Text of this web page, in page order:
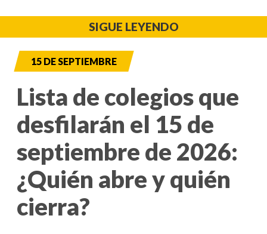
SIGUE LEYENDO
15 DE SEPTIEMBRE
Lista de colegios que
desfilarán el 15 de
septiembre de 2026:
¿Quién abre y quién
cierra?